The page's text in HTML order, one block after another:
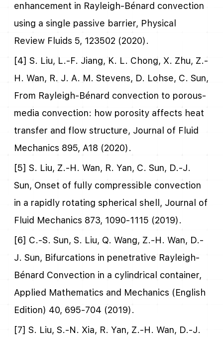
enhancement in Rayleigh-Bénard convection
using a single passive barrier, Physical
Review Fluids 5, 123502 (2020).
[4] S. Liu, L.-F. Jiang, K. L. Chong, X. Zhu, Z.-
H. Wan, R. J. A. M. Stevens, D. Lohse, C. Sun,
From Rayleigh-Bénard convection to porous-
media convection: how porosity affects heat
transfer and flow structure, Journal of Fluid
Mechanics 895, A18 (2020).
[5] S. Liu, Z.-H. Wan, R. Yan, C. Sun, D.-J.
Sun, Onset of fully compressible convection
in a rapidly rotating spherical shell, Journal of
Fluid Mechanics 873, 1090-1115 (2019).
[6] C.-S. Sun, S. Liu, Q. Wang, Z.-H. Wan, D.-
J. Sun, Bifurcations in penetrative Rayleigh-
Bénard Convection in a cylindrical container,
Applied Mathematics and Mechanics (English
Edition) 40, 695-704 (2019).
[7] S. Liu, S.-N. Xia, R. Yan, Z.-H. Wan, D.-J.